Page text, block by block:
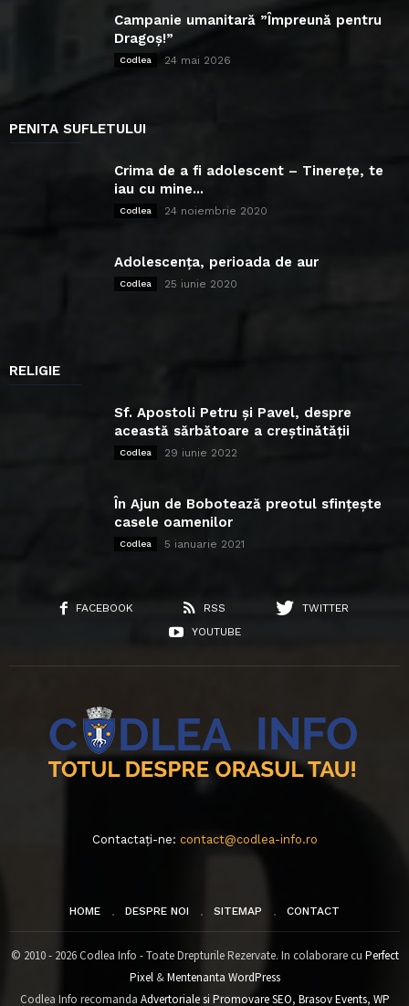
Campanie umanitară ”Împreună pentru
Dragoș!”
Codlea 24 mai 2026
PENITA SUFLETULUI
Crima de a fi adolescent – Tinerețe, te
iau cu mine...
Codlea 24 noiembrie 2020
Adolescența, perioada de aur
Codlea 25 iunie 2020
RELIGIE
Sf. Apostoli Petru și Pavel, despre
această sărbătoare a creștinătății
Codlea 29 iunie 2022
În Ajun de Bobotează preotul sfințește
casele oamenilor
Codlea 5 ianuarie 2021
FACEBOOK RSS
TWITTER
YOUTUBE
Contactați-ne: contact@codlea-info.ro
HOME DESPRE NOI SITEMAP CONTACT
© 2010 - 2026 Codlea Info - Toate Drepturile Rezervate. In colaborare cu Perfect
Pixel&Mentenanta WordPress
Codlea Info recomanda Advertoriale si Promovare SEO, Brasov Events, WP